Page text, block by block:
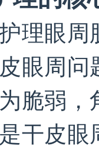
理眼
眼周
脆弱
干皮